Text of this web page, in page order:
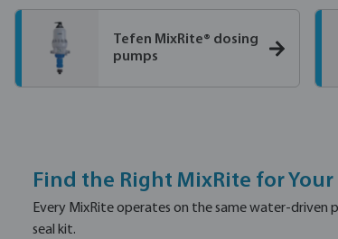
Tefen MixRite® dosing
pumps
Find the Right MixRite for Your
Every MixRite operates on the same water-
seal kit.